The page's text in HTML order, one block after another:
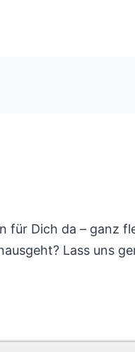
Dich da – ganz
Lass uns